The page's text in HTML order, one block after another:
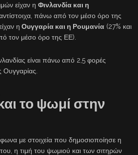
είχαν η Φινλανδία και η
πάνω από τον μέσο όρο της
η Ουγγαρία και η Ρουμανία (27% και
τον μέσο όρο της ΕΕ).
είναι πάνω από 2,5 φορές
το ψωμί στην
με στοιχεία που δημοσιοποίησε η
η τιμή του ψωμιού και των σιτηρών